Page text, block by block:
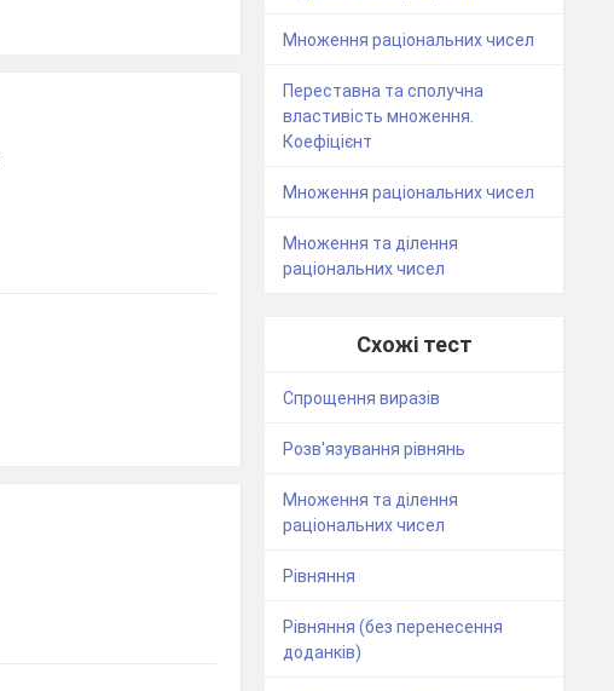
Множення раціональних чисел
Переставна та сполучна
властивість множення.
Коефіцієнт
Множення раціональних чисел
Множення та ділення
раціональних чисел
Схожі тест
Спрощення виразів
Розв'язування рівнянь
Множення та ділення
раціональних чисел
Рівняння
Рівняння (без перенесення
доданків)